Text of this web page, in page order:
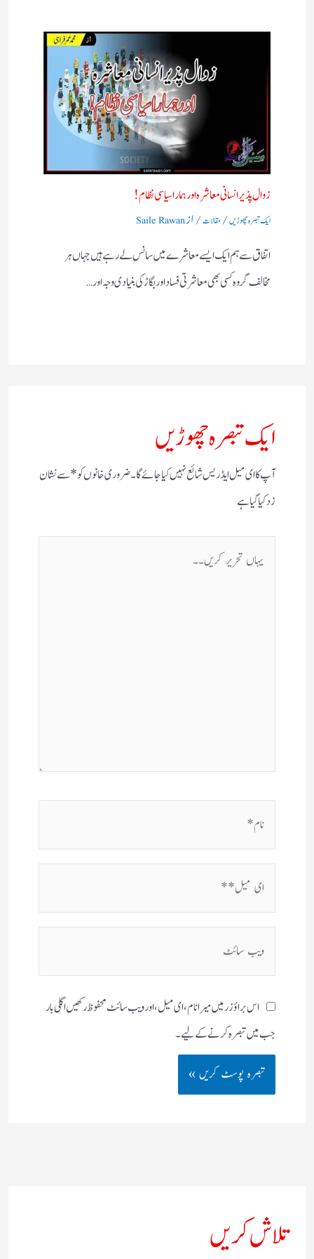
زوال پذیر انسانی معاشرہ اور ہمارا سیاسی نظام !
ایک تبصرہ چھوڑیں/مقالات/ ازSaile Rawan
اتفاق سے ہم ایک ایسے معاشرے میں سانس لے رہے ہیں جہاں ہر
مخالف گروہ کسی بھی معاشرتی فساد اور بگاڑ کی بنیادی وجہ اور…
ایک تبصرہ چھوڑیں
آپ کا ای میل ایڈریس شائع نہیں کیا جائے گا۔ضروری خانوں کو*سے نشان
زد کیا گیا ہے
یہاں
تحریر
اس براؤزر میں میرا نام، ای میل، اور ویب سائٹ محفوظ رکھیں اگلی بار
جب میں تبصرہ کرنے کےلیے۔
تلاش کریں